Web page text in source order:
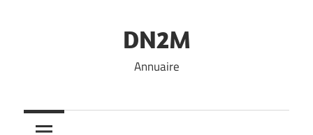
DN2M
Annuaire